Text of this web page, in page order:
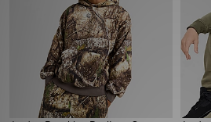
DESPORTO
FUTEBOL JD
VER MARCAS